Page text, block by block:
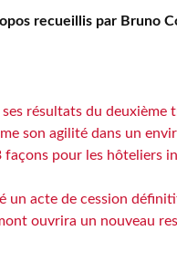
recueillis par Bruno
résultats du deuxième
son agilité dans un
façons pour les hôteliers
un acte de cession
ouvrira un nouveau